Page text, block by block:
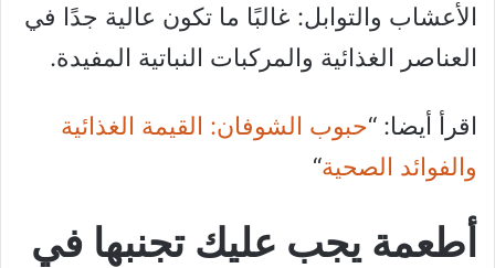
الأعشاب والتوابل: غالبًا ما تكون عالية جدًا في
العناصر الغذائية والمركبات النباتية المفيدة.
اقرأ أيضا: “حبوب الشوفان: القيمة الغذائية
والفوائد الصحية“
أطعمة يجب عليك تجنبها في